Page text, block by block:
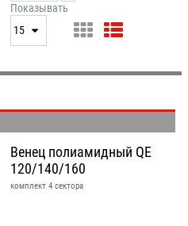
дата
цена
артикул
Показывать
15
25
Венец полиамидный QE
120/140/160
комплект 4 сектора